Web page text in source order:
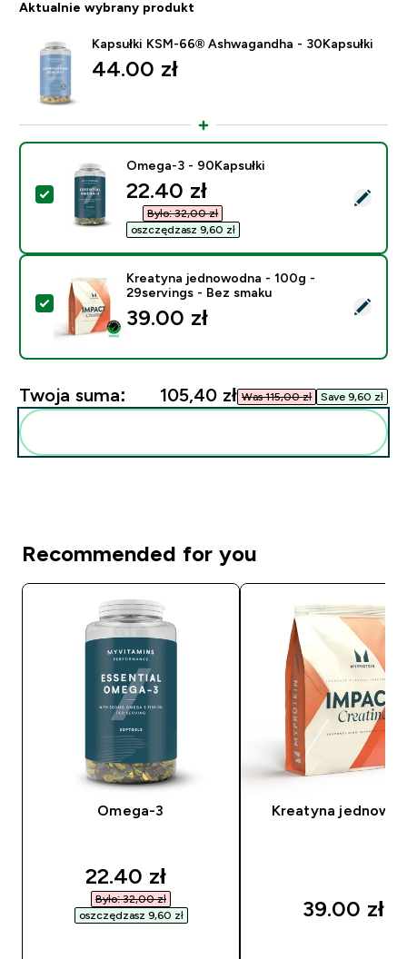
Aktualnie wybrany produkt
Kapsułki KSM-66® Ashwagandha - 30Kapsułki
44.00 zł‎
Wybierz ten produkt - Omega-3 - 90Kapsułki
Omega-3 - 90Kapsułki
discounted price
22.40 zł‎
Było: 32,00 zł‎
oszczędzasz 9,60 zł‎
Wybierz ten produkt - Kreatyna jednowodna - 100g -
Kreatyna jednowodna - 100g -
29servings - Bez smaku
39.00 zł‎
Twoja suma: 105,40 zł‎ Was 115,00 zł‎ Save 9,60 zł‎
Recommended for you
Omega-3
discounted price
22.40 zł‎
Było: 32,00 zł‎
oszczędzasz 9,60 zł‎
Kreatyna
39.00 zł‎